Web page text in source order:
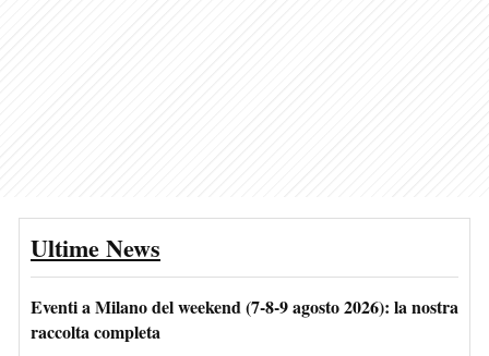
Ultime News
Eventi a Milano del weekend (7-8-9 agosto 2026): la nostra
raccolta completa